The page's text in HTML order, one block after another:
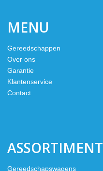
MENU
Gereedschappen
Over ons
Garantie
Klantenservice
Contact
ASSORTIMENT
Gereedschapswagens